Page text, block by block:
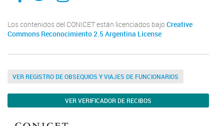
Los contenidos del CONICET están licenciados bajo Creative
Commons Reconocimiento 2.5 Argentina License
VER REGISTRO DE OBSEQUIOS Y VIAJES DE FUNCIONARIOS
VER VERIFICADOR DE RECIBOS